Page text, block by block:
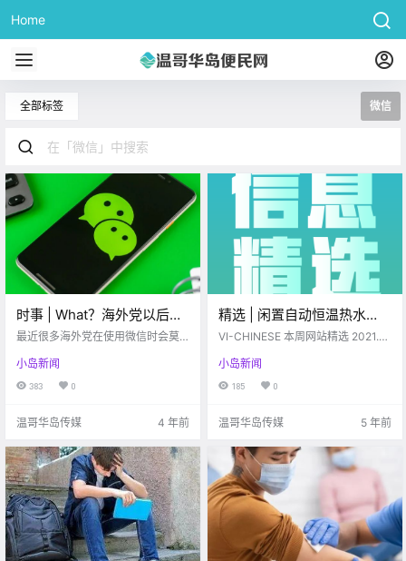
Home
全部标签 微信
时事 | What？海外党以后用
不了微信了？收到这样的通
最近很多海外党在使用微信时会莫
你有没有收到以下通知吧~ Google I
mage 为何微信平台会出现此类用户
小岛新闻
383 0
温哥华岛传媒 4 年前
精选 | 闲置自动恒温热水
壶，显示器，等身镜；
递公司，求带物；寿司店招
人啦~
VI-CHINESE 本周网站精选 2021.0
e.com 闲置篇 # 九五新自动恒温热
水壶+27寸LG27寸mk600m显示器
小岛新闻
185 0
温哥华岛传媒 5 年前